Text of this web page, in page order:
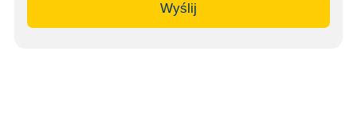
Wyślij